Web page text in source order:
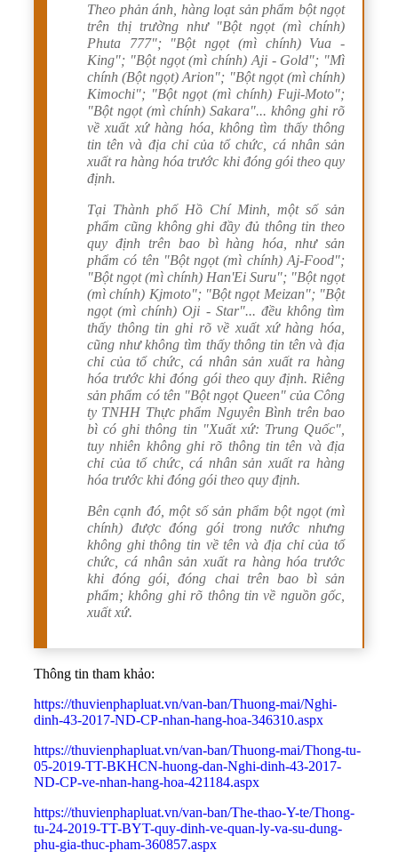
Theo phản ánh, hàng loạt sản phẩm bột ngọt
trên thị trường như "Bột ngọt (mì chính)
Phuta 777"; "Bột ngọt (mì chính) Vua -
King"; "Bột ngọt (mì chính) Aji - Gold"; "Mì
chính (Bột ngọt) Arion"; "Bột ngọt (mì chính)
Kimochi"; "Bột ngọt (mì chính) Fuji-Moto";
"Bột ngọt (mì chính) Sakara"... không ghi rõ
về xuất xứ hàng hóa, không tìm thấy thông
tin tên và địa chỉ của tổ chức, cá nhân sản
xuất ra hàng hóa trước khi đóng gói theo quy
định.
Tại Thành phố Hồ Chí Minh, một số sản
phẩm cũng không ghi đầy đủ thông tin theo
quy định trên bao bì hàng hóa, như sản
phẩm có tên "Bột ngọt (mì chính) Aj-Food";
"Bột ngọt (mì chính) Han'Ei Suru"; "Bột ngọt
(mì chính) Kjmoto"; "Bột ngọt Meizan"; "Bột
ngọt (mì chính) Oji - Star"... đều không tìm
thấy thông tin ghi rõ về xuất xứ hàng hóa,
cũng như không tìm thấy thông tin tên và địa
chỉ của tổ chức, cá nhân sản xuất ra hàng
hóa trước khi đóng gói theo quy định. Riêng
sản phẩm có tên "Bột ngọt Queen" của Công
ty TNHH Thực phẩm Nguyên Bình trên bao
bì có ghi thông tin "Xuất xứ: Trung Quốc",
tuy nhiên không ghi rõ thông tin tên và địa
chỉ của tổ chức, cá nhân sản xuất ra hàng
hóa trước khi đóng gói theo quy định.
Bên cạnh đó, một số sản phẩm bột ngọt (mì
chính) được đóng gói trong nước nhưng
không ghi thông tin về tên và địa chỉ của tổ
chức, cá nhân sản xuất ra hàng hóa trước
khi đóng gói, đóng chai trên bao bì sản
phẩm; không ghi rõ thông tin về nguồn gốc,
xuất xứ.
Thông tin tham khảo:
https://thuvienphapluat.vn/van-ban/Thuong-mai/Nghi-
dinh-43-2017-ND-CP-nhan-hang-hoa-346310.aspx
https://thuvienphapluat.vn/van-ban/Thuong-mai/Thong-tu-
05-2019-TT-BKHCN-huong-dan-Nghi-dinh-43-2017-
ND-CP-ve-nhan-hang-hoa-421184.aspx
https://thuvienphapluat.vn/van-ban/The-thao-Y-te/Thong-
tu-24-2019-TT-BYT-quy-dinh-ve-quan-ly-va-su-dung-
phu-gia-thuc-pham-360857.aspx